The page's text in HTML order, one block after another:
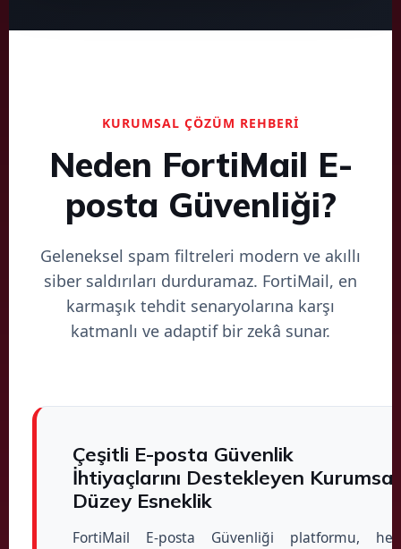
KURUMSAL ÇÖZÜM REHBERİ
Neden FortiMail E-
posta Güvenliği?
Geleneksel spam filtreleri modern ve akıllı
siber saldırıları durduramaz. FortiMail, en
karmaşık tehdit senaryolarına karşı
katmanlı ve adaptif bir zekâ sunar.
Çeşitli E-posta Güvenlik
İhtiyaçlarını Destekleyen Kurumsal
Düzey Esneklik
FortiMail E-posta Güvenliği platformu, her